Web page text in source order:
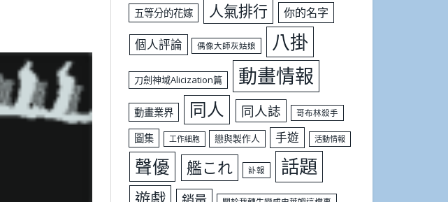
五等分的花嫁 人氣排行 你的名字
個人評論 偶像大師灰姑娘 八掛
刀劍神域Alicization篇 動畫情報
動畫業界 同人 同人誌 哥布林殺手
圖集 工作細胞 戀與製作人 手遊 活動情報
聲優 艦これ 訃報 話題